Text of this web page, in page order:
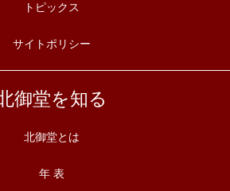
トピックス
サイトポリシー
御堂を知る
北御堂とは
年 表